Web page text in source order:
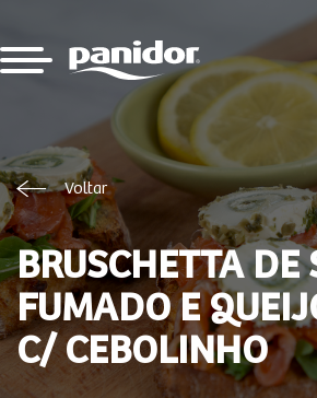
Voltar
BRUSCHETTA DE
FUMADO E
C/ CEBOLINHO